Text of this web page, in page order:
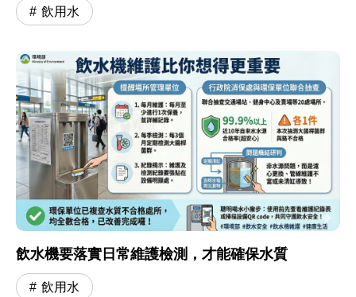
飲用水
飲水機要落實日常維護檢測，才能確保水質
飲用水